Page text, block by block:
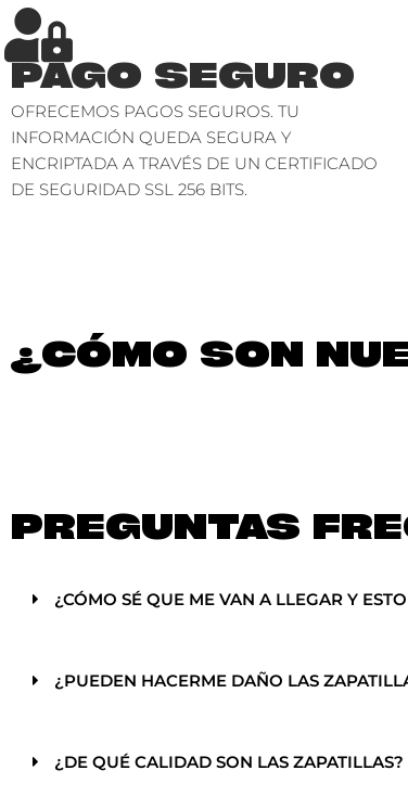
PAGO SEGURO
OFRECEMOS PAGOS SEGUROS. TU
INFORMACIÓN QUEDA SEGURA Y
ENCRIPTADA A TRAVÉS DE UN CERTIFICADO
DE SEGURIDAD SSL 256 BITS.
¿CÓMO SON
PREGUNTAS
¿CÓMO SÉ QUE ME VAN A LLEGAR Y
¿PUEDEN HACERME DAÑO LAS
¿DE QUÉ CALIDAD SON LAS ZAPATILLAS?